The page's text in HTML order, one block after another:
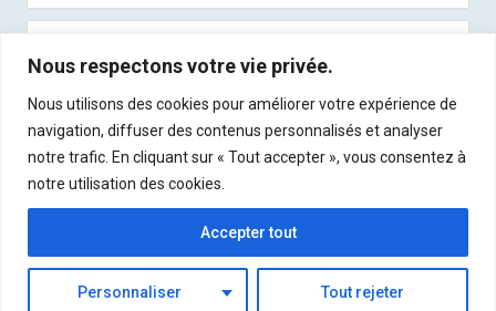
Nous respectons votre vie privée.
Nous utilisons des cookies pour améliorer votre expérience de
navigation, diffuser des contenus personnalisés et analyser
notre trafic. En cliquant sur « Tout accepter », vous consentez à
notre utilisation des cookies.
Personnaliser Tout rejeter
Accepter tout
Abonnez-vous à notre newsletter
Recevez les derniers articles directement dans
votre boite mail !